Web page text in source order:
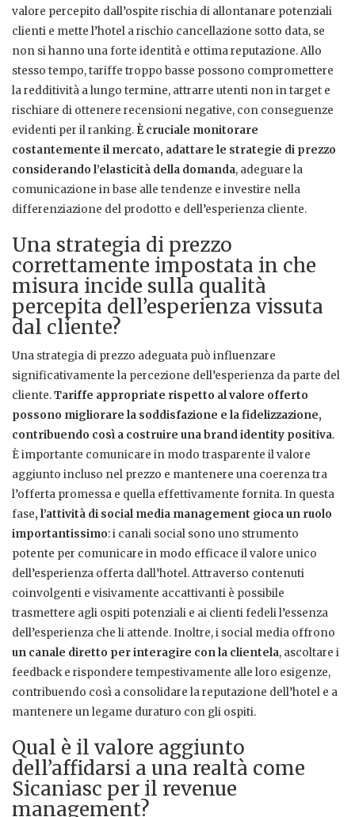
valore percepito dall’ospite rischia di allontanare potenziali
clienti e mette l’hotel a rischio cancellazione sotto data, se
non si hanno una forte identità e ottima reputazione. Allo
stesso tempo, tariffe troppo basse possono compromettere
la redditività a lungo termine, attrarre utenti non in target e
rischiare di ottenere recensioni negative, con conseguenze
evidenti per il ranking. È cruciale monitorare
costantemente il mercato, adattare le strategie di prezzo
considerando l’elasticità della domanda, adeguare la
comunicazione in base alle tendenze e investire nella
differenziazione del prodotto e dell’esperienza cliente.
Una strategia di prezzo
correttamente impostata in che
misura incide sulla qualità
percepita dell’esperienza vissuta
dal cliente?
Una strategia di prezzo adeguata può influenzare
significativamente la percezione dell’esperienza da parte del
cliente.Tariffe appropriate rispetto al valore offerto
possono migliorare la soddisfazione e la fidelizzazione,
contribuendo così a costruire una brand identity positiva.
È importante comunicare in modo trasparente il valore
aggiunto incluso nel prezzo e mantenere una coerenza tra
l’offerta promessa e quella effettivamente fornita. In questa
fase, l’attività di social media management gioca un ruolo
importantissimo: i canali social sono uno strumento
potente per comunicare in modo efficace il valore unico
dell’esperienza offerta dall’hotel. Attraverso contenuti
coinvolgenti e visivamente accattivanti è possibile
trasmettere agli ospiti potenziali e ai clienti fedeli l’essenza
dell’esperienza che li attende. Inoltre, i social media offrono
un canale diretto per interagire con la clientela, ascoltare i
feedback e rispondere tempestivamente alle loro esigenze,
contribuendo così a consolidare la reputazione dell’hotel e a
mantenere un legame duraturo con gli ospiti.
Qual è il valore aggiunto
dell’affidarsi a una realtà come
Sicaniasc per il revenue
management?